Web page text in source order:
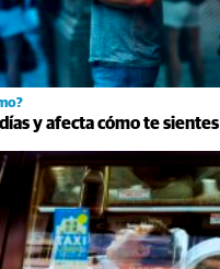
y afecta cómo te sientes